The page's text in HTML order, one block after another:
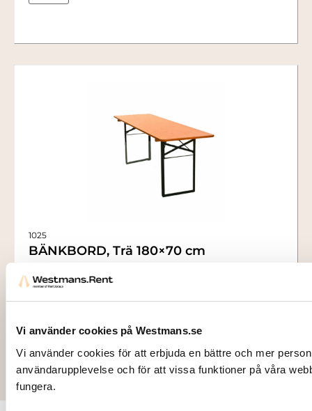
Vi använder cookies på Westmans.se
Vi använder cookies för att erbjuda en bättre och mer
användarupplevelse och för att vissa funktioner på våra
fungera.
1025
BÄNKBORD, Trä 180×70 cm
70,00
Lägg till i varukorg